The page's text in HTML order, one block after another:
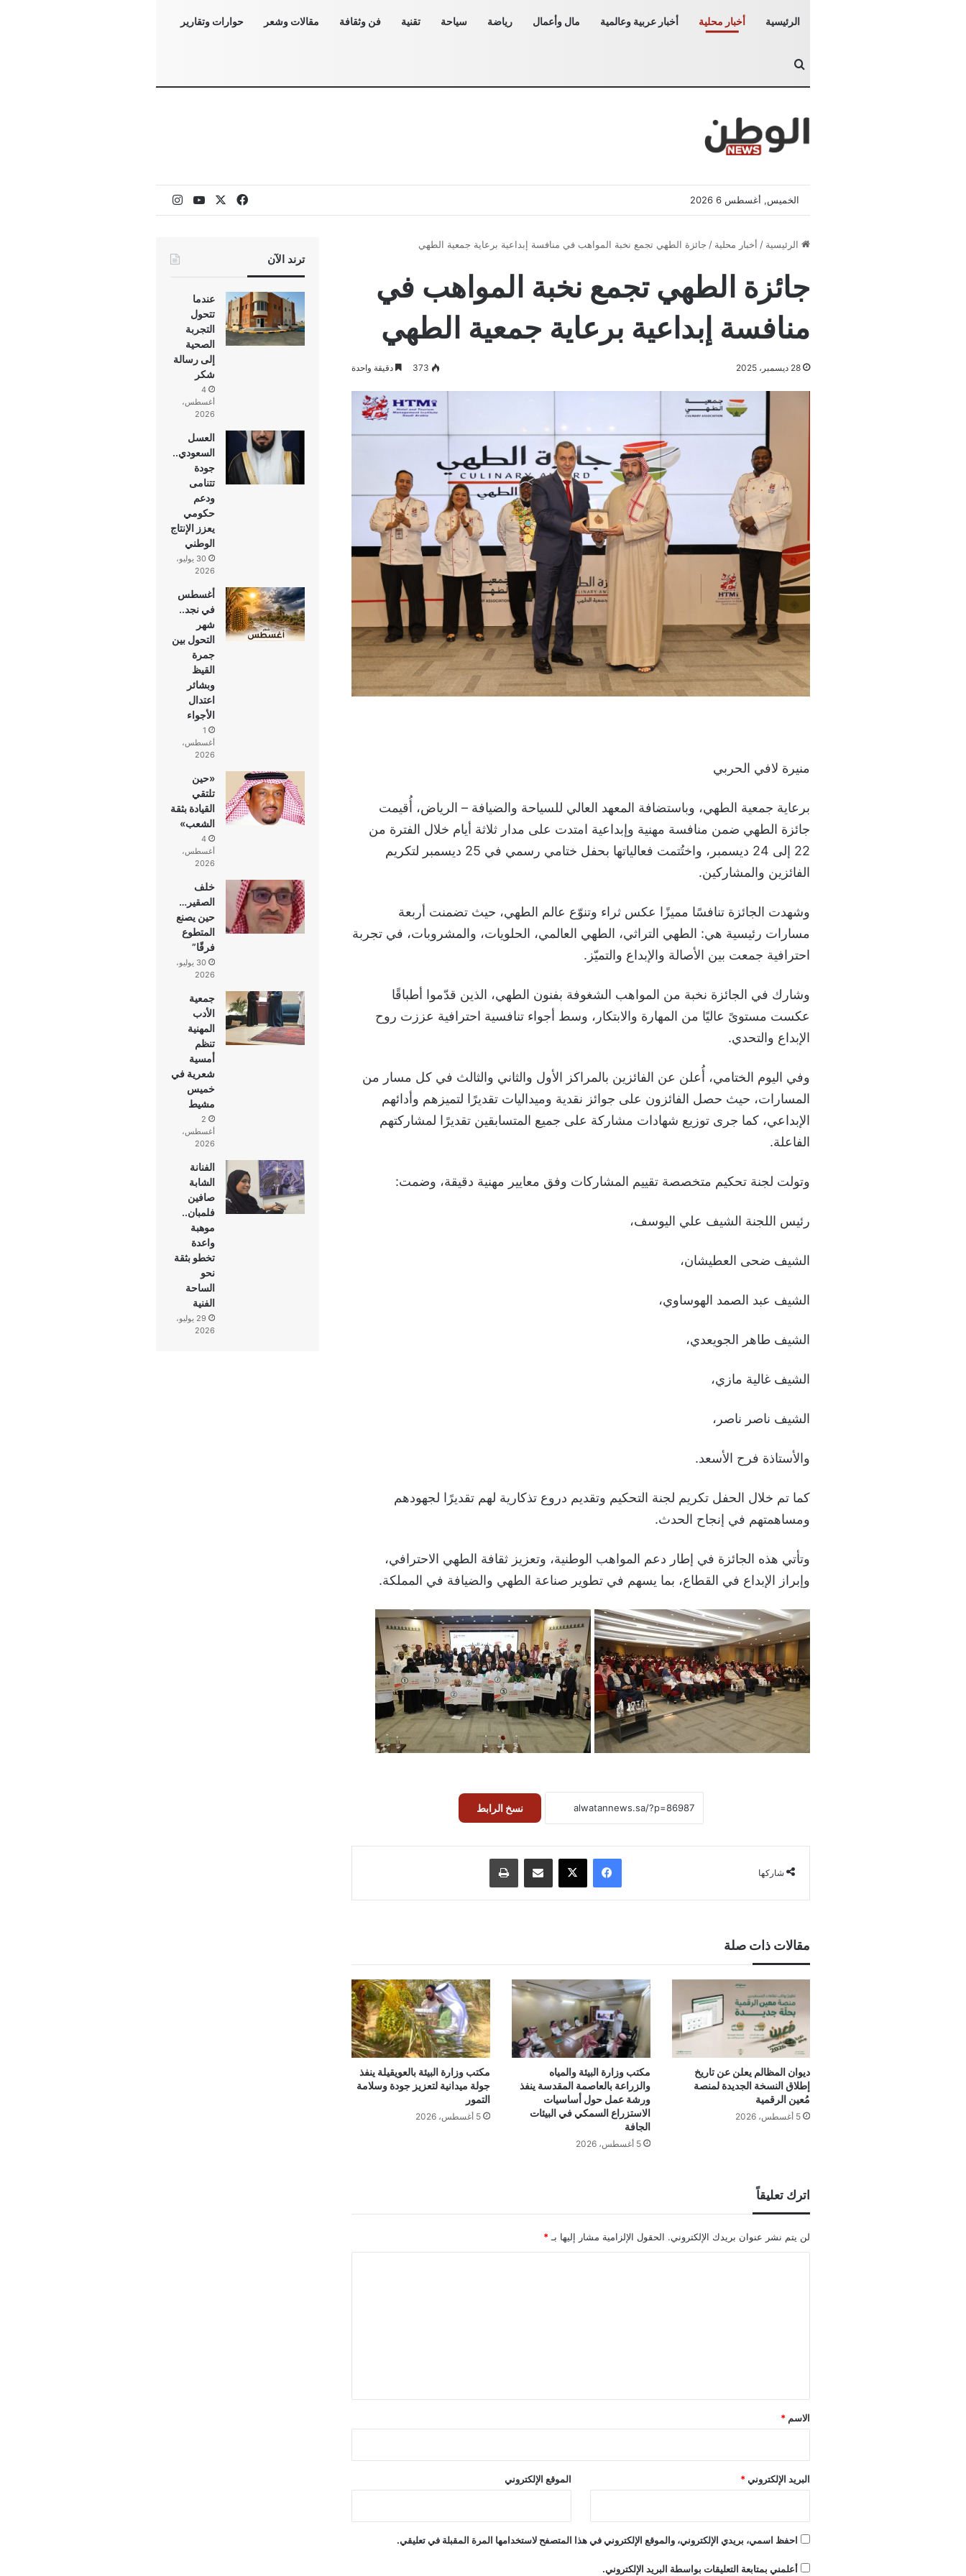
الرئيسية أخبار محلية أخبار عربية وعالمية مال وأعمال رياضة سياحة تقنية فن وثقافة مقالات وشعر حوارات وتقارير
بحث عن
الخميس, أغسطس 6 2026 فيسبوك ‫YouTubeانستقرام
الرئيسية / أخبار محلية / جائزة الطهي تجمع نخبة المواهب في منافسة إبداعية برعاية جمعية الطهي
جائزة الطهي تجمع نخبة المواهب في
منافسة إبداعية برعاية جمعية الطهي
28 ديسمبر، 2025 373 دقيقة واحدة
منيرة لافي الحربي
برعاية جمعية الطهي، وباستضافة المعهد العالي للسياحة والضيافة – الرياض، أُقيمت
جائزة الطهي ضمن منافسة مهنية وإبداعية امتدت على مدار ثلاثة أيام خلال الفترة من
22 إلى 24 ديسمبر، واختُتمت فعالياتها بحفل ختامي رسمي في 25 ديسمبر لتكريم
الفائزين والمشاركين.
وشهدت الجائزة تنافسًا مميزًا عكس ثراء وتنوّع عالم الطهي، حيث تضمنت أربعة
مسارات رئيسية هي: الطهي التراثي، الطهي العالمي، الحلويات، والمشروبات، في تجربة
احترافية جمعت بين الأصالة والإبداع والتميّز.
وشارك في الجائزة نخبة من المواهب الشغوفة بفنون الطهي، الذين قدّموا أطباقًا
عكست مستوىً عاليًا من المهارة والابتكار، وسط أجواء تنافسية احترافية عززت روح
الإبداع والتحدي.
وفي اليوم الختامي، أُعلن عن الفائزين بالمراكز الأول والثاني والثالث في كل مسار من
المسارات، حيث حصل الفائزون على جوائز نقدية وميداليات تقديرًا لتميزهم وأدائهم
الإبداعي، كما جرى توزيع شهادات مشاركة على جميع المتسابقين تقديرًا لمشاركتهم
الفاعلة.
وتولت لجنة تحكيم متخصصة تقييم المشاركات وفق معايير مهنية دقيقة، وضمت:
رئيس اللجنة الشيف علي اليوسف،
الشيف ضحى العطيشان،
الشيف عبد الصمد الهوساوي،
الشيف طاهر الجويعدي،
الشيف غالية مازي،
الشيف ناصر ناصر،
والأستاذة فرح الأسعد.
كما تم خلال الحفل تكريم لجنة التحكيم وتقديم دروع تذكارية لهم تقديرًا لجهودهم
ومساهمتهم في إنجاح الحدث.
وتأتي هذه الجائزة في إطار دعم المواهب الوطنية، وتعزيز ثقافة الطهي الاحترافي،
وإبراز الإبداع في القطاع، بما يسهم في تطوير صناعة الطهي والضيافة في المملكة.
نسخ الرابط
شاركها
فيسبوك ‫X مشاركة عبر البريد طباعة
مقالات ذات صلة
ديوان المظالم يعلن عن تاريخ
إطلاق النسخة الجديدة لمنصة
مُعين الرقمية
5 أغسطس، 2026
مكتب وزارة البيئة والمياه
والزراعة بالعاصمة المقدسة ينفذ
ورشة عمل حول أساسيات
الاستزراع السمكي في البيئات
الجافة
5 أغسطس، 2026
مكتب وزارة البيئة بالعويقيلة ينفذ
جولة ميدانية لتعزيز جودة وسلامة
التمور
5 أغسطس، 2026
اترك تعليقاً
لن يتم نشر عنوان بريدك الإلكتروني. الحقول الإلزامية مشار إليها بـ *
*
الاسم *
البريد الإلكتروني* الموقع الإلكتروني
احفظ اسمي، بريدي الإلكتروني، والموقع الإلكتروني في هذا المتصفح لاستخدامها المرة المقبلة في تعليقي.
أعلمني بمتابعة التعليقات بواسطة البريد الإلكتروني.
ترند الآن
عندما
تتحول
التجربة
الصحية
إلى رسالة
شكر
4
أغسطس،
2026
العسل
السعودي..
جودة
تتنامى
ودعم
حكومي
يعزز الإنتاج
الوطني
30 يوليو،
2026
أغسطس
في نجد..
شهر
التحول بين
جمرة
القيظ
وبشائر
اعتدال
الأجواء
1
أغسطس،
2026
«حين
تلتقي
القيادة بثقة
الشعب»
4
أغسطس،
2026
خلف
الصقير…
حين يصنع
المتطوع
فرقًا”
30 يوليو،
2026
جمعية
الأدب
المهنية
تنظم
أمسية
شعرية في
خميس
مشيط
2
أغسطس،
2026
الفنانة
الشابة
صافين
فلمبان..
موهبة
واعدة
تخطو بثقة
نحو
الساحة
الفنية
29 يوليو،
2026